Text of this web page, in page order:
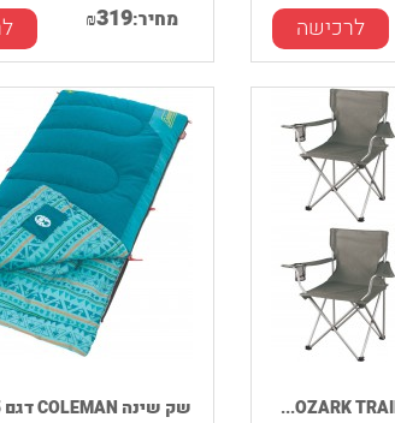
מחיר: ₪319 לרכישה
שק שינה COLEMAN דגם 2000025...